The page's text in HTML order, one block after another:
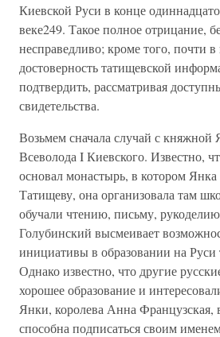
Киевской Руси в конце
веке249. Такое полное отрицание,
несправедливо; кроме того, почти
достоверность татищевской
подтвердить, рассматривая
свидетельства.
Возьмем сначала случай с княжной
Всеволода I Киевского. Известно,
основал монастырь, в котором
Татищеву, она организовала там
обучали чтению, письму,
Голубинский высмеивает
инициативы в образовании на Руси
Однако известно, что другие
хорошее образование и
Янки, королева Анна Французская,
способна подписаться своим